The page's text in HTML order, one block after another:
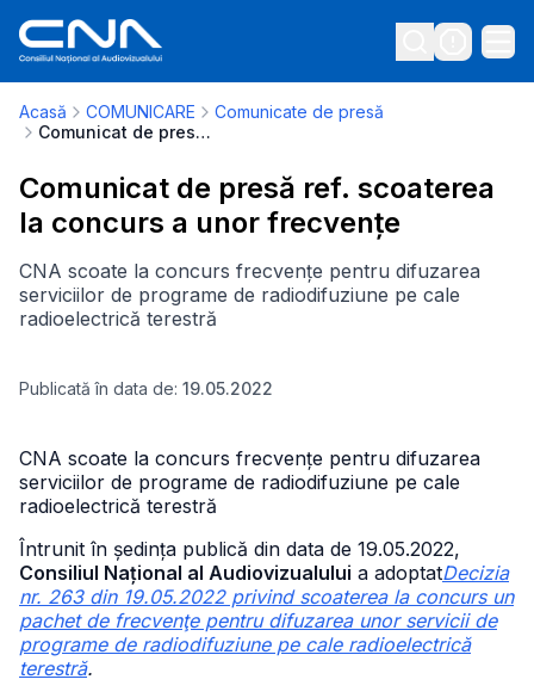
Acasă COMUNICARE
Comunicate de presă
Comunicat de presă ref. scoaterea la concurs a unor frecvențe
Comunicat de presă ref. scoaterea
la concurs a unor frecvențe
CNA scoate la concurs frecvențe pentru difuzarea
serviciilor de programe de radiodifuziune pe cale
radioelectrică terestră
Publicată în data de: 19.05.2022
CNA scoate la concurs frecvențe pentru difuzarea
serviciilor de programe de radiodifuziune pe cale
radioelectrică terestră
Întrunit în ședința publică din data de 19.05.2022,
Consiliul Național al Audiovizualului a adoptatDecizia
nr. 263 din 19.05.2022 privind scoaterea la concurs un
pachet de frecvenţe pentru difuzarea unor servicii de
programe de radiodifuziune pe cale radioelectrică
terestră.